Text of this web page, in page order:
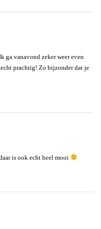
ga vanavond zeker weer even
prachtig! Zo bijzonder dat je
is ook echt heel mooi